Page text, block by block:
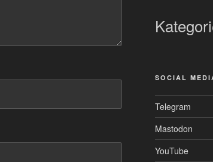
SOCIAL
Telegram
Mastodon
YouTube